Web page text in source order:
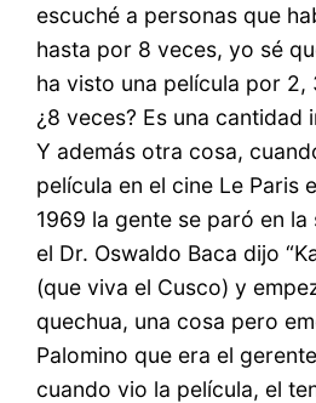
escuché a personas que
hasta por 8 veces, yo sé
ha visto una película por 2,
¿8 veces? Es una cantidad
Y además otra cosa,
película en el cine Le Paris
1969 la gente se paró en
el Dr. Oswaldo Baca dijo
(que viva el Cusco) y
quechua, una cosa pero
Palomino que era el
cuando vio la película, el